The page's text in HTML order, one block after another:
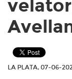
LA PLATA, 07-06-